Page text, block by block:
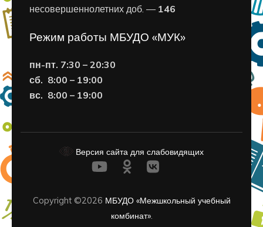
несовершеннолетних доб. — 146
Режим работы МБУДО «МУК»
пн-пт. 7:30 – 20:30
сб. 8:00 – 19:00
вс. 8:00 – 19:00
Версия сайта для слабовидящих
Copyright ©2026 МБУДО «Межшкольный учебный
комбинат».